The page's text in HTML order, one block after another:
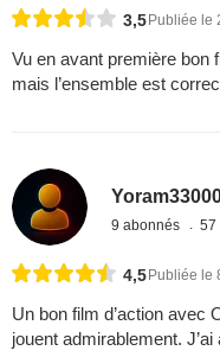
3,5 Publiée le
Vu en avant première bon
mais l’ensemble est
9 abonnés 57
4,5Publiée le
Un bon film d’action avec
jouent admirablement.